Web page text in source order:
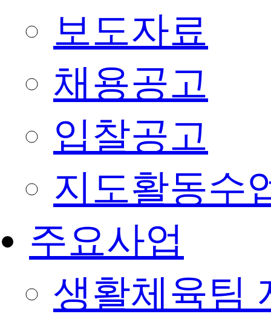
보도자료
채용공고
입찰공고
지도활동수
주요사업
생활체육팀